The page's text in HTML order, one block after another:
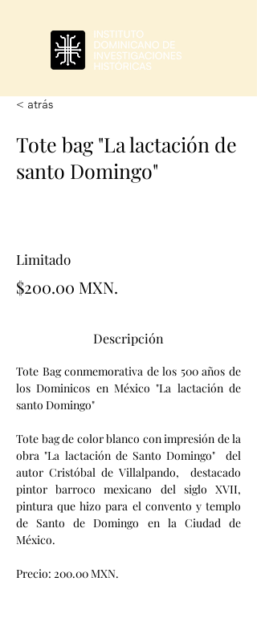
< atrás
Tote bag "La lactación de
santo Domingo"
Limitado
$200.00 MXN.
Descripción
Tote Bag conmemorativa de los 500 años de
los Dominicos en México "La lactación de
santo Domingo"
Tote bag de color blanco con impresión de la
obra "La lactación de Santo Domingo"  del
autor Cristóbal de Villalpando,  destacado
pintor barroco mexicano del siglo XVII,
pintura que hizo para el convento y templo
de Santo de Domingo en la Ciudad de
México.
Precio: 200.00 MXN.